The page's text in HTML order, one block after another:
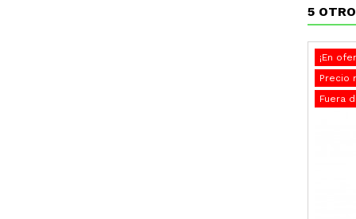
5
¡En
Precio
Fuera